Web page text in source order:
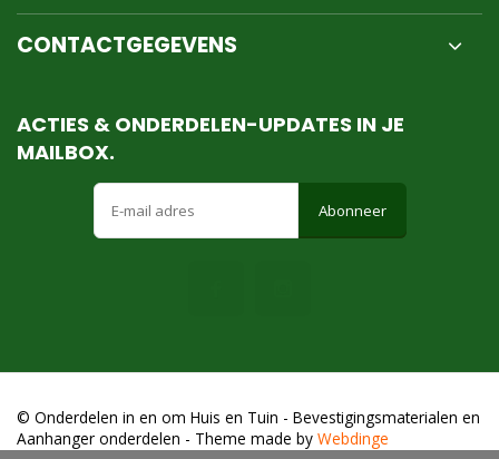
CONTACTGEGEVENS
ACTIES & ONDERDELEN-UPDATES IN JE
MAILBOX.
Abonneer
© Onderdelen in en om Huis en Tuin - Bevestigingsmaterialen en
Aanhanger onderdelen - Theme made by Webdinge